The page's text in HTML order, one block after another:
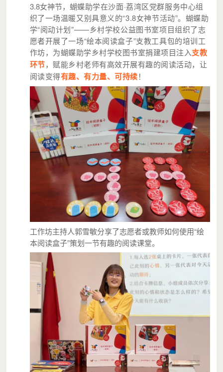
3.8女神节， 蝴蝶助学在沙面·荔湾区党群服务中心组
织了一场温暖又别具意义的“3.8女神节活动”。蝴蝶助
学“阅动计划”——乡村学校公益图书室项目组织了志
愿者开展了一场“绘本阅读盒子”支教工具包的培训工
作坊， 为蝴蝶助学乡村学校图书室捐建项目注入支教
环节，赋能乡村老师有高效开展有趣的阅读活动，让
阅读变得有趣、有力量、可持续！
工作坊主持人郭雪敏分享了志愿者或教师如何使用“绘
本阅读盒子”策划一节有趣的阅读课堂。